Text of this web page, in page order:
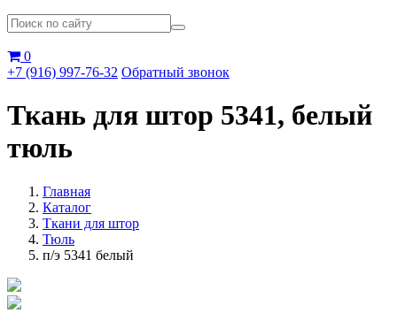
0
+7 (916) 997-76-32 Обратный звонок
Ткань для штор 5341, белый
тюль
Главная
Каталог
Ткани для штор
Тюль
п/э 5341 белый